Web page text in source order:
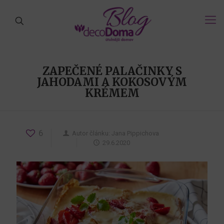
ZAPEČENÉ PALAČINKY S
JAHODAMI A KOKOSOVÝM
KRÉMEM
6 Autor článku: Jana Pippichova
29.6.2020